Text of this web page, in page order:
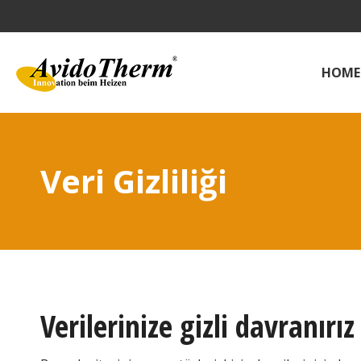
HOME
Veri Gizliliği
Verilerinize gizli davranırız